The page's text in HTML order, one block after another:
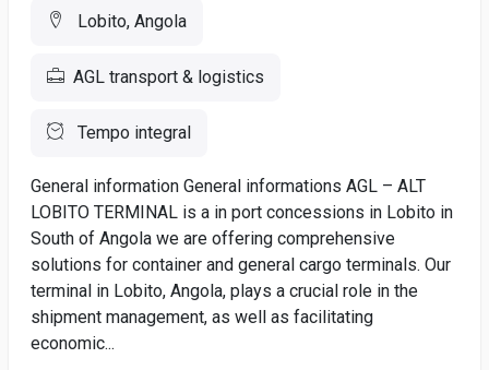
Lobito, Angola
AGL transport & logistics
Tempo integral
General information General informations AGL – ALT
LOBITO TERMINAL is a in port concessions in Lobito in
South of Angola we are offering comprehensive
solutions for container and general cargo terminals. Our
terminal in Lobito, Angola, plays a crucial role in the
shipment management, as well as facilitating
economic...